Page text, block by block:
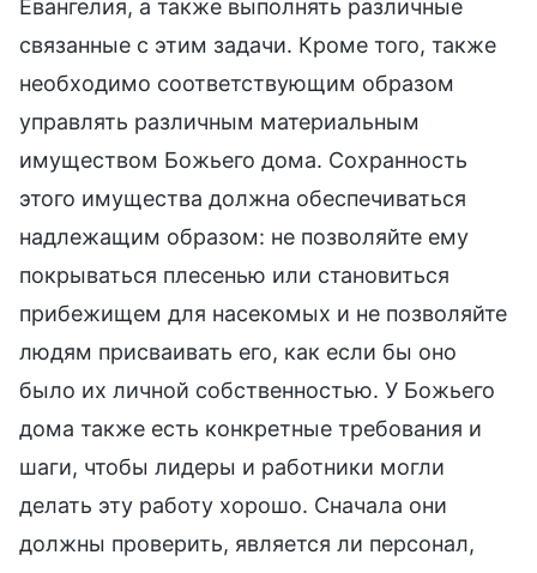
Евангелия, а также выполнять различные
связанные с этим задачи. Кроме того, также
необходимо соответствующим образом
управлять различным материальным
имуществом Божьего дома. Сохранность
этого имущества должна обеспечиваться
надлежащим образом: не позволяйте ему
покрываться плесенью или становиться
прибежищем для насекомых и не позволяйте
людям присваивать его, как если бы оно
было их личной собственностью. У Божьего
дома также есть конкретные требования и
шаги, чтобы лидеры и работники могли
делать эту работу хорошо. Сначала они
должны проверить, является ли персонал,